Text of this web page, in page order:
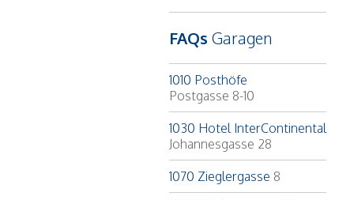
FAQs Garagen
1010 Posthöfe
Postgasse 8-10
1030 Hotel InterContinental
Johannesgasse 28
1070 Zieglergasse 8